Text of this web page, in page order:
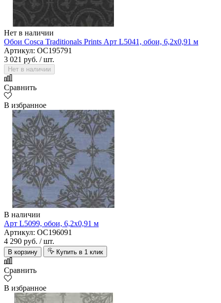
Нет в наличии
Обои Cosca Traditionals Prints Арт L5041, обои, 6,2х0,91 м
Артикул: OC195791
3 021 руб. / шт.
Нет в наличии
Сравнить
В избранное
В наличии
Арт L5099, обои, 6,2х0,91 м
Артикул: OC196091
4 290 руб. / шт.
В корзину Купить в 1 клик
Сравнить
В избранное